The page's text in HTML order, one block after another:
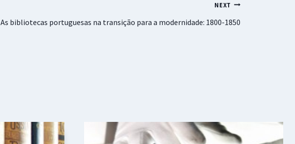
NEXT
As bibliotecas portuguesas na transição para a modernidade: 1800-1850